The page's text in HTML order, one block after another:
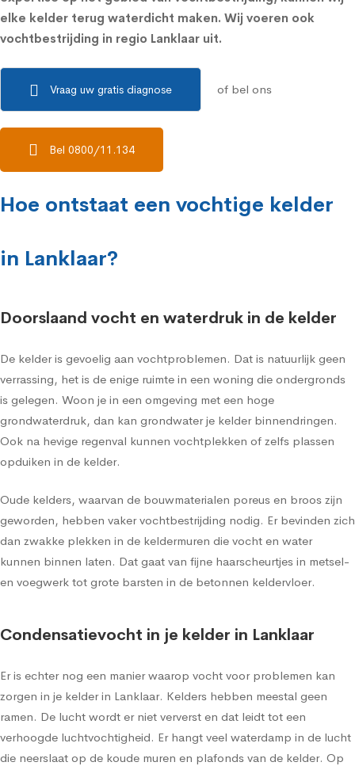
elke kelder terug waterdicht maken. Wij voeren ook
vochtbestrijding in regio Lanklaar uit.
Vraag uw gratis diagnose of bel ons
Bel 0800/11.134
Hoe ontstaat een vochtige kelder
in Lanklaar?
Doorslaand vocht en waterdruk in de kelder
De kelder is gevoelig aan vochtproblemen. Dat is natuurlijk geen
verrassing, het is de enige ruimte in een woning die ondergronds
is gelegen. Woon je in een omgeving met een hoge
grondwaterdruk, dan kan grondwater je kelder binnendringen.
Ook na hevige regenval kunnen vochtplekken of zelfs plassen
opduiken in de kelder.
Oude kelders, waarvan de bouwmaterialen poreus en broos zijn
geworden, hebben vaker vochtbestrijding nodig. Er bevinden zich
dan zwakke plekken in de keldermuren die vocht en water
kunnen binnen laten. Dat gaat van fijne haarscheurtjes in metsel-
en voegwerk tot grote barsten in de betonnen keldervloer.
Condensatievocht in je kelder in Lanklaar
Er is echter nog een manier waarop vocht voor problemen kan
zorgen in je kelder in Lanklaar. Kelders hebben meestal geen
ramen. De lucht wordt er niet ververst en dat leidt tot een
verhoogde luchtvochtigheid. Er hangt veel waterdamp in de lucht
die neerslaat op de koude muren en plafonds van de kelder. Op